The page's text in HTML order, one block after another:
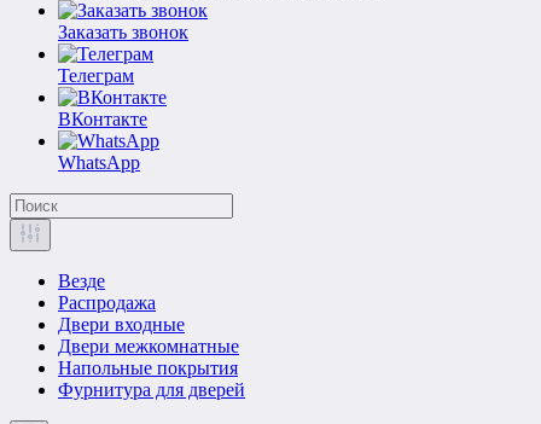
Заказать звонок
Телеграм
ВКонтакте
WhatsApp
Везде
Распродажа
Двери входные
Двери межкомнатные
Напольные покрытия
Фурнитура для дверей